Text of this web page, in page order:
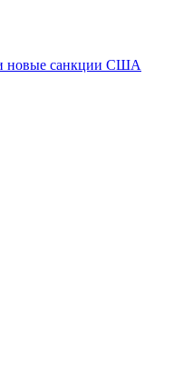
новые санкции США